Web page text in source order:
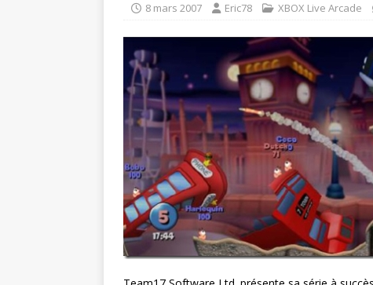
8 mars 2007 Eric78 XBOX Live Arcade